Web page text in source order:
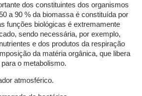
dos constituintes dos organismos
a 90 % da biomassa é constituída por
funções biológicas é extremamente
sendo necessária, por exemplo,
e dos produtos da respiração
da matéria orgânica, que libera
o metabolismo.
atmosférico.